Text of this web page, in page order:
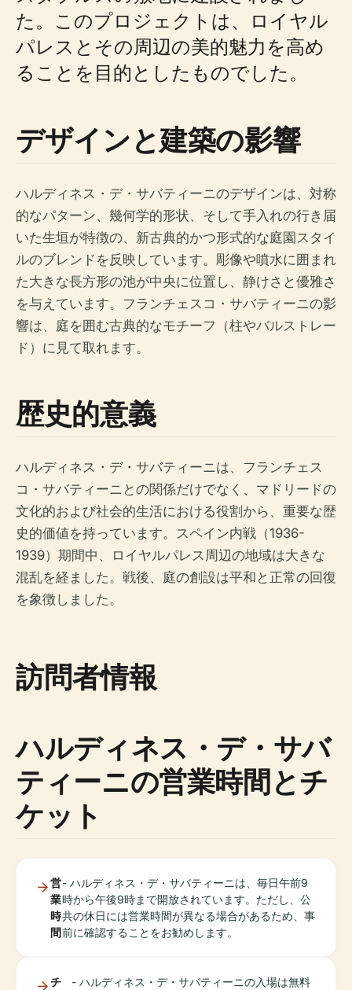
た。このプロジェクトは、ロイヤル
パレスとその周辺の美的魅力を高め
ることを目的としたものでした。
デザインと建築の影響
ハルディネス・デ・サバティーニのデザインは、対称
的なパターン、幾何学的形状、そして手入れの行き届
いた生垣が特徴の、新古典的かつ形式的な庭園スタイ
ルのブレンドを反映しています。彫像や噴水に囲まれ
た大きな長方形の池が中央に位置し、静けさと優雅さ
を与えています。フランチェスコ・サバティーニの影
響は、庭を囲む古典的なモチーフ（柱やバルストレー
ド）に見て取れます。
歴史的意義
ハルディネス・デ・サバティーニは、フランチェス
コ・サバティーニとの関係だけでなく、マドリードの
文化的および社会的生活における役割から、重要な歴
史的価値を持っています。スペイン内戦（1936-
1939）期間中、ロイヤルパレス周辺の地域は大きな
混乱を経ました。戦後、庭の創設は平和と正常の回復
を象徴しました。
訪問者情報
ハルディネス・デ・サバ
ティーニの営業時間とチ
ケット
営
業
時
間
- ハルディネス・デ・サバティーニは、毎日午前9
時から午後9時まで開放されています。ただし、公
共の休日には営業時間が異なる場合があるため、事
前に確認することをお勧めします。
チ - ハルディネス・デ・サバティーニの入場は無料